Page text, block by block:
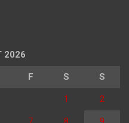
2026
F S S
1 2